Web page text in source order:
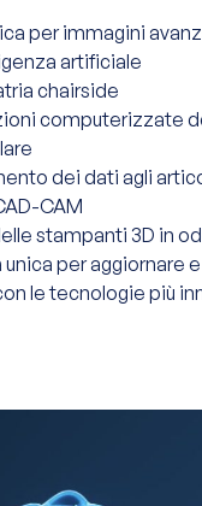
per immagini
artificiale
chairside
computerizzate
dei dati agli
CAM
stampanti 3D in
unica per aggiornare
le tecnologie più